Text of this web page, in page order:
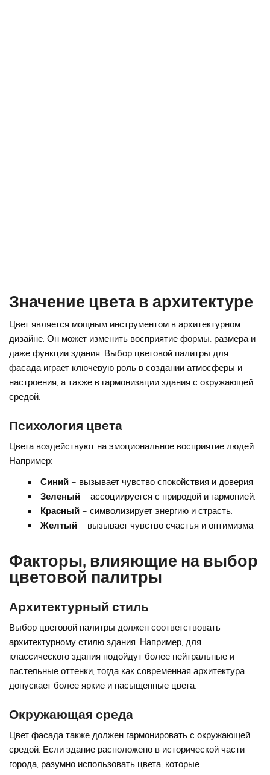
Значение цвета в архитектуре
Цвет является мощным инструментом в архитектурном
дизайне. Он может изменить восприятие формы, размера и
даже функции здания. Выбор цветовой палитры для
фасада играет ключевую роль в создании атмосферы и
настроения, а также в гармонизации здания с окружающей
средой.
Психология цвета
Цвета воздействуют на эмоциональное восприятие людей.
Например:
Синий– вызывает чувство спокойствия и доверия.
Зеленый– ассоциируется с природой и гармонией.
Красный– символизирует энергию и страсть.
Желтый– вызывает чувство счастья и оптимизма.
Факторы, влияющие на выбор
цветовой палитры
Архитектурный стиль
Выбор цветовой палитры должен соответствовать
архитектурному стилю здания. Например, для
классического здания подойдут более нейтральные и
пастельные оттенки, тогда как современная архитектура
допускает более яркие и насыщенные цвета.
Окружающая среда
Цвет фасада также должен гармонировать с окружающей
средой. Если здание расположено в исторической части
города, разумно использовать цвета, которые